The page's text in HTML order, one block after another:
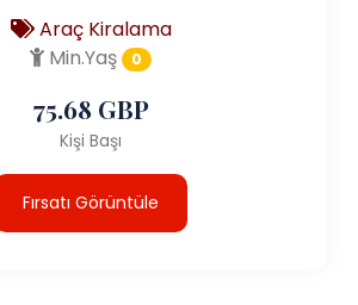
Araç Kiralama
Min.Yaş
0
75.68 GBP
Kişi Başı
Fırsatı Görüntüle